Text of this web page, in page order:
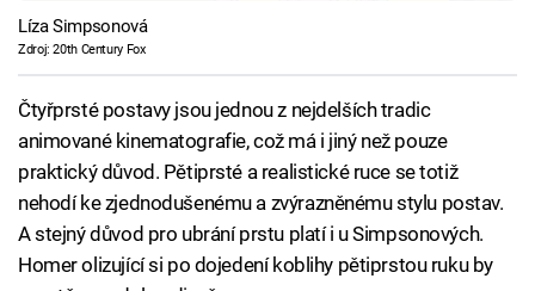
Líza Simpsonová
Zdroj: 20th Century Fox
Čtyřprsté postavy jsou jednou z nejdelších tradic
animované kinematografie, což má i jiný než pouze
praktický důvod. Pětiprsté a realistické ruce se totiž
nehodí ke zjednodušenému a zvýrazněnému stylu postav.
A stejný důvod pro ubrání prstu platí i u Simpsonových.
Homer olizující si po dojedení koblihy pětiprstou ruku by